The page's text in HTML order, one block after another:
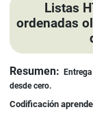
Listas
ordenadas
Detalles
Resumen:
desde cero.
Codificación